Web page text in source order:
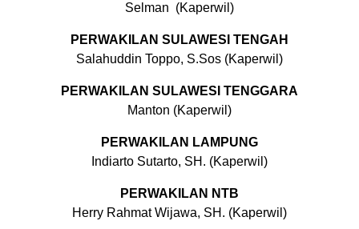
Selman (Kaperwil)
PERWAKILAN SULAWESI TENGAH
Salahuddin Toppo, S.Sos (Kaperwil)
PERWAKILAN SULAWESI TENGGARA
Manton (Kaperwil)
PERWAKILAN LAMPUNG
Indiarto Sutarto, SH. (Kaperwil)
PERWAKILAN NTB
Herry Rahmat Wijawa, SH. (Kaperwil)